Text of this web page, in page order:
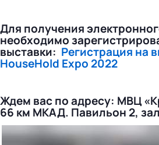
Для получения
необходимо
выставки: Регистрация на
HouseHold Expo 2022
Ждем вас по адресу: МВЦ
66 км МКАД. Павильон 2,